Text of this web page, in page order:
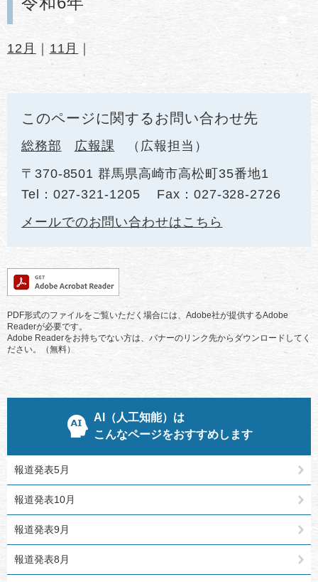
12月 ｜ 11月 ｜
このページに関するお問い合わせ先
総務部 広報課
広報担当
〒370-8501 群馬県高崎市高松町35番地1
Tel：027-321-1205
Fax：027-328-2726
メールでのお問い合わせはこちら
PDF形式のファイルをご覧いただく場合には、Adobe社が提供するAdobe
Readerが必要です。
Adobe Readerをお持ちでない方は、バナーのリンク先からダウンロードしてく
ださい。（無料）
AI（人工知能）は
こんなページをおすすめします
報道発表5月
報道発表10月
報道発表9月
報道発表8月